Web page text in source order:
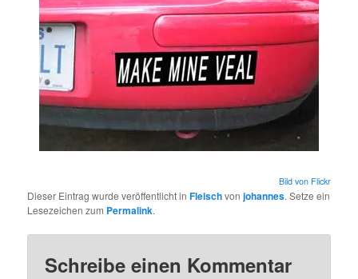
Bild von Flickr
Dieser Eintrag wurde veröffentlicht inFleischvonjohannes. Setze ein
Lesezeichen zum Permalink.
Schreibe einen Kommentar